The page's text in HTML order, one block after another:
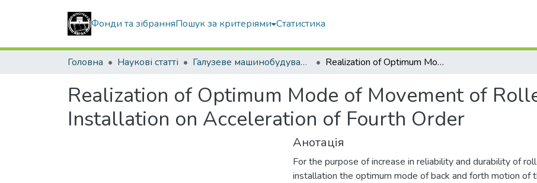
Фонди та зібранняПошук за критеріями Статистика
Головна Наукові статті Галузеве машинобудування Realization of Optimum Mode of Movement of Roller Forming Installation on Acceleration of Fourth Order
Realization of Optimum Mode of Movement of
Installation on Acceleration of Fourth Order
Анотація
For the purpose of increase in reliability and durability of
installation the optimum mode of back and forth motion of